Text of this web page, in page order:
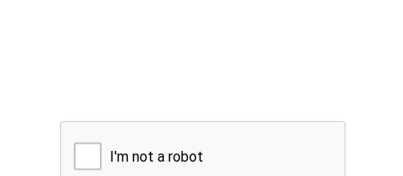
I'm not a robot